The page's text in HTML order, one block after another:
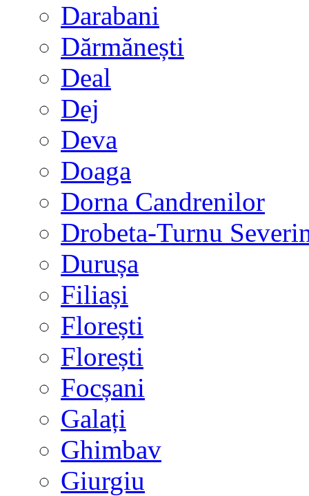
Darabani
Dărmănești
Deal
Dej
Deva
Doaga
Dorna Candrenilor
Drobeta-Turnu
Durușa
Filiași
Florești
Florești
Focșani
Galați
Ghimbav
Giurgiu